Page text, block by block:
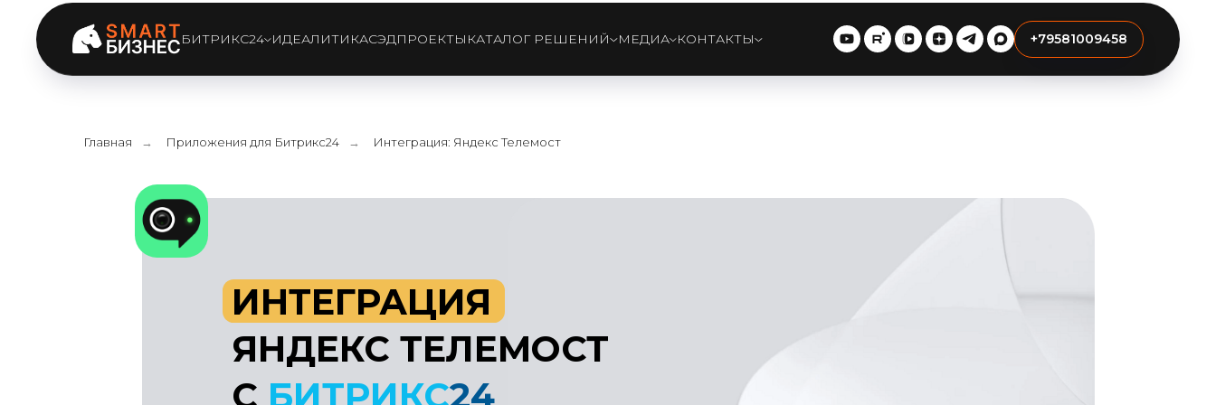
БИТРИКС24 ИДЕАЛИТИКАСЭДПРОЕКТЫ КАТАЛОГ РЕШЕНИЙ МЕДИА КОНТАКТЫ +79581009458
Главная → Приложения для Битрикс24 → Интеграция: Яндекс Телемост
ИНТЕГРАЦИЯ
ЯНДЕКС ТЕЛЕМОСТ
СБИТРИКС24